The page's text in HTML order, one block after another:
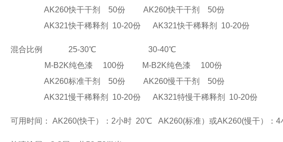
AK260快干干剂 50份 AK260快干干剂 50份
AK321快干稀释剂 10-20份 AK321快干稀释剂 10-20份
混合比例 25-30℃ 30-40℃
M-B2K纯色漆 100份 M-B2K纯色漆 100份
AK260标准干剂 50份 AK260慢干干剂 50份
AK321慢干稀释剂 10-20份 AK321特慢干稀释剂 10-20份
可用时间： AK260(快干）：2小时 20℃ AK260(标准）或AK260(慢干）：